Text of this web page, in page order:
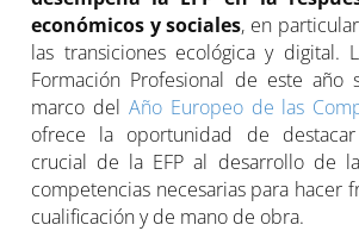
económicos y sociales, en
las transiciones ecológica y digital.
Formación Profesional de este
marco del Año Europeo de las
ofrece la oportunidad de
crucial de la EFP al desarrollo de
competencias necesarias para hacer
cualificación y de mano de obra.